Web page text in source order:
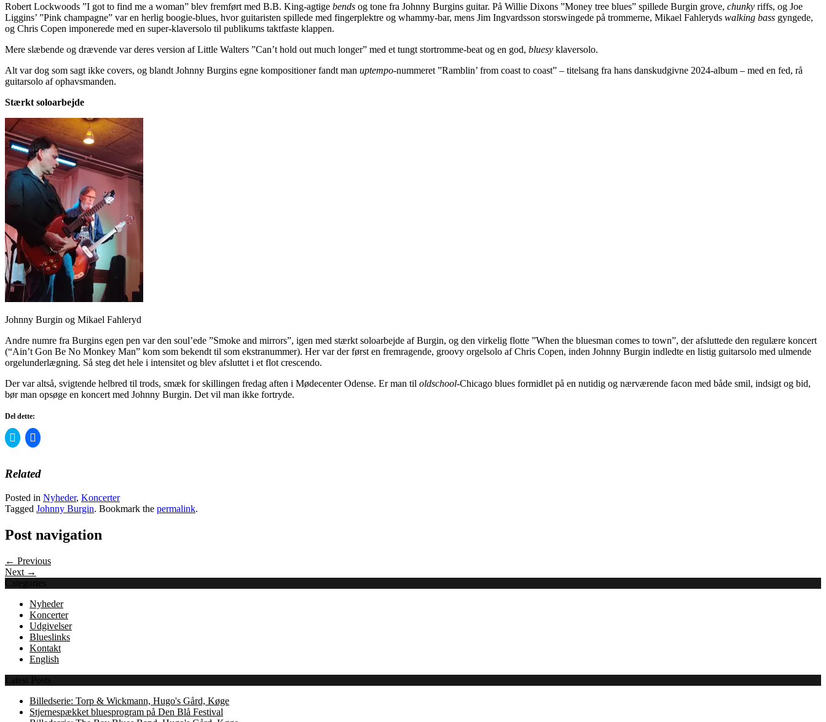
Robert Lockwoods ”I got to find me a woman” blev fremført med B.B. King-agtige bends og tone fra Johnny Burgins guitar. På Willie Dixons ”Money tree blues” spillede Burgin grove, chunky riffs, og Joe
Liggins’ ”Pink champagne” var en herlig boogie-blues, hvor guitaristen spillede med fingerplektre og whammy-bar, mens Jim Ingvardsson storswingede på trommerne, Mikael Fahleryds walking bass gyngede,
og Chris Copen imponerede med en super-klaversolo til publikums taktfaste klappen.
Mere slæbende og drævende var deres version af Little Walters ”Can’t hold out much longer” med et tungt stortromme-beat og en god, bluesy klaversolo.
Alt var dog som sagt ikke covers, og blandt Johnny Burgins egne kompositioner fandt man uptempo-nummeret ”Ramblin’ from coast to coast” – titelsang fra hans danskudgivne 2024-album – med en fed, rå
guitarsolo af ophavsmanden.
Stærkt soloarbejde
Johnny Burgin og Mikael Fahleryd
Andre numre fra Burgins egen pen var den soul’ede ”Smoke and mirrors”, igen med stærkt soloarbejde af Burgin, og den virkelig flotte ”When the bluesman comes to town”, der afsluttede den regulære koncert
(“Ain’t Gon Be No Monkey Man” kom som bekendt til som ekstranummer). Her var der først en fremragende, groovy orgelsolo af Chris Copen, inden Johnny Burgin indledte en listig guitarsolo med ulmende
orgelunderlægning. Så steg det hele i intensitet og blev afsluttet i et flot crescendo.
Der var altså, svigtende helbred til trods, smæk for skillingen fredag aften i Mødecenter Odense. Er man til oldschool-Chicago blues formidlet på en nutidig og nærværende facon med både smil, indsigt og bid,
bør man opsøge en koncert med Johnny Burgin. Det vil man ikke fortryde.
Del dette:
Click
to
Twitter
(Opens
new
window)
Click
to
Facebook
(Opens
new
window)
Related
Posted in Nyheder, Koncerter
Tagged Johnny Burgin. Bookmark the permalink.
Post navigation
← Previous
Next →
Categories
Nyheder
Koncerter
Udgivelser
Blueslinks
Kontakt
English
Latest Posts
Billedserie: Torp & Wickmann, Hugo's Gård, Køge
Stjernespækket bluesprogram på Den Blå Festival